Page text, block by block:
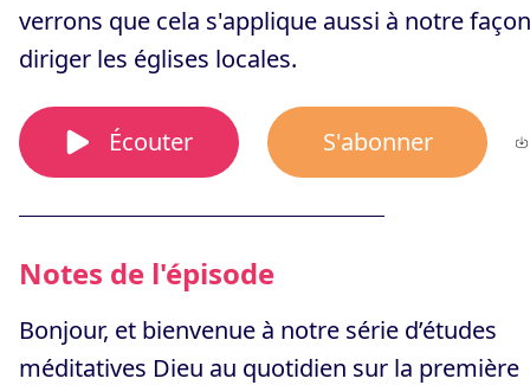
verrons que cela s'applique aussi à notre
diriger les églises locales.
Écouter S'abonner
Notes de l'épisode
Bonjour, et bienvenue à notre série d’études
méditatives Dieu au quotidien sur la première